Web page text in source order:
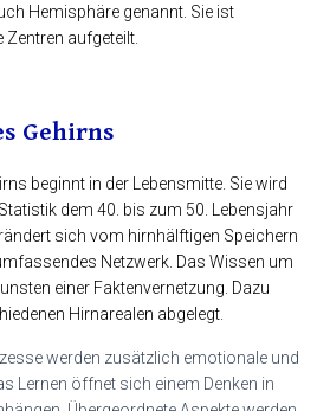
Hemisphäre genannt. Sie ist
aufgeteilt.
Gehirns
beginnt in der Lebensmitte. Sie wird
dem 40. bis zum 50. Lebensjahr
sich vom hirnhälftigen Speichern
Netzwerk. Das Wissen um
einer Faktenvernetzung. Dazu
Hirnarealen abgelegt.
werden zusätzlich emotionale und
Lernen öffnet sich einem Denken in